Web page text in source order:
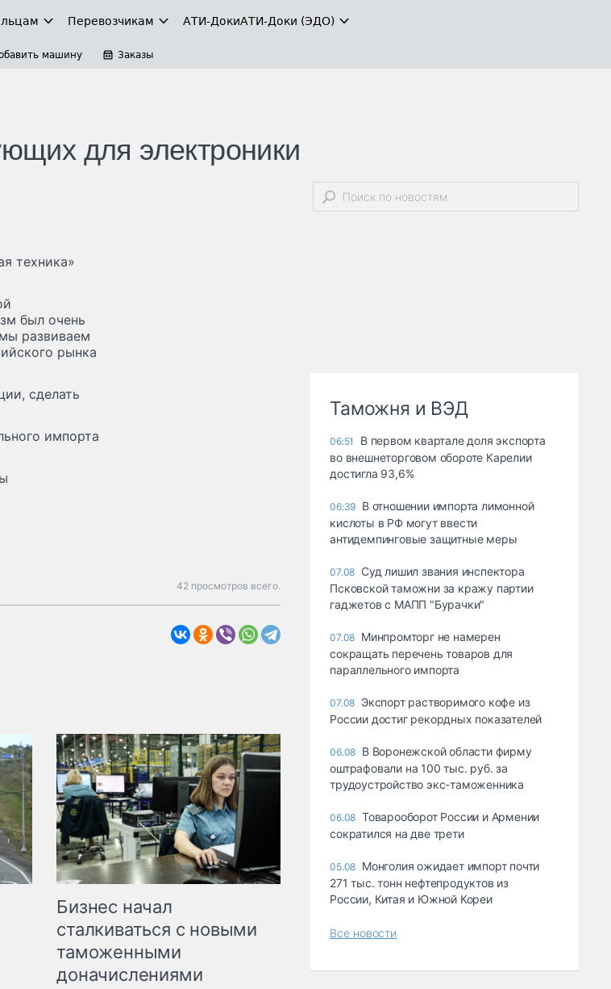
Перевозчикам АТИ-ДокиАТИ-Доки (ЭДО)
машину Заказы
для электроники
техника»
был очень
развиваем
рынка
сделать
импорта
42 просмотров всего.
Бизнес начал
сталкиваться с новыми
таможенными
доначислениями
Таможня и ВЭД
06:51
В первом квартале доля экспорта
во внешнеторговом обороте Карелии
достигла 93,6%
06:39 В отношении импорта лимонной
кислоты в РФ могут ввести
антидемпинговые защитные меры
07.08 Суд лишил звания инспектора
Псковской таможни за кражу партии
гаджетов с МАПП "Бурачки"
07.08 Минпромторг не намерен
сокращать перечень товаров для
параллельного импорта
07.08 Экспорт растворимого кофе из
России достиг рекордных показателей
06.08 В Воронежской области фирму
оштрафовали на 100 тыс. руб. за
трудоустройство экс-таможенника
06.08 Товарооборот России и Армении
сократился на две трети
05.08 Монголия ожидает импорт почти
271 тыс. тонн нефтепродуктов из
России, Китая и Южной Кореи
Все новости